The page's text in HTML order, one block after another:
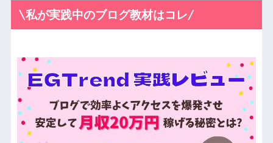
\私が実践中のブログ教材はコレ/